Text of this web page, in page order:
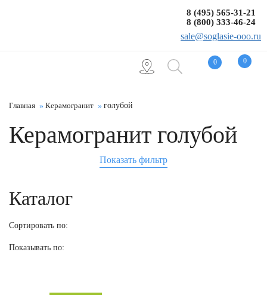
0 0
8 (495) 565-31-21
8 (800) 333-46-24
sale@soglasie-ooo.ru
Главная Керамогранит голубой
Керамогранит голубой
Показать фильтр
Каталог
Сортировать по:
Показывать по: